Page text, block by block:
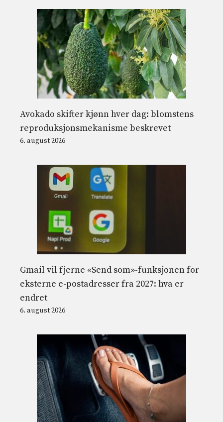
Avokado skifter kjønn hver dag: blomstens
reproduksjonsmekanisme beskrevet
6. august 2026
Gmail vil fjerne «Send som»-funksjonen for
eksterne e-postadresser fra 2027: hva er
endret
6. august 2026